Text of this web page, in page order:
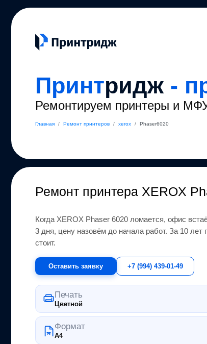
Принтридж -
Ремонтируем принтеры и
Главная / Ремонт принтеров / xerox / Phaser6020
Ремонт принтера XEROX
КогдаXEROX Phaser 6020 ломается, офис
3 дня, цену назовём до начала работ. За 10 лет
стоит.
Оставить заявку +7 (994) 439-01-49
Печать
Цветной
Формат
A4